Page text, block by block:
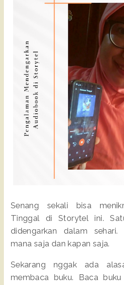
Senang sekali bisa
Tinggal di Storytel ini.
didengarkan dalam
mana saja dan kapan saja.
Sekarang nggak ada
membaca buku. Baca